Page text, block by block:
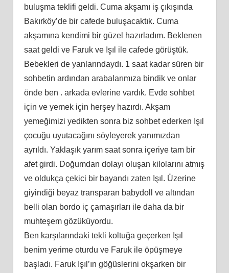
buluşma teklifi geldi. Cuma akşamı iş çıkışında
Bakırköy’de bir cafede buluşacaktık. Cuma
akşamına kendimi bir güzel hazırladım. Beklenen
saat geldi ve Faruk ve Işıl ile cafede görüştük.
Bebekleri de yanlarındaydı. 1 saat kadar süren bir
sohbetin ardından arabalarımıza bindik ve onlar
önde ben . arkada evlerine vardık. Evde sohbet
için ve yemek için herşey hazırdı. Akşam
yemeğimizi yedikten sonra biz sohbet ederken Işıl
çocuğu uyutacağını söyleyerek yanımızdan
ayrıldı. Yaklaşık yarım saat sonra içeriye tam bir
afet girdi. Doğumdan dolayı oluşan kilolarını atmış
ve oldukça çekici bir bayandı zaten Işıl. Üzerine
giyindiği beyaz transparan babydoll ve altından
belli olan bordo iç çamaşırları ile daha da bir
muhteşem gözüküyordu.
Ben karşılarındaki tekli koltuğa geçerken Işıl
benim yerime oturdu ve Faruk ile öpüşmeye
başladı. Faruk Işıl’ın göğüslerini okşarken bir